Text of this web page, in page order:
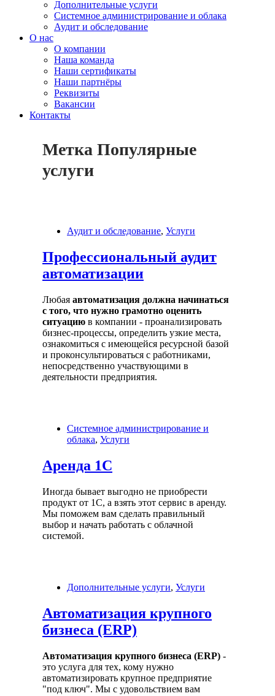
Дополнительные услуги
Системное администрирование и облака
Аудит и обследование
О нас
О компании
Наша команда
Наши сертификаты
Наши партнёры
Реквизиты
Вакансии
Контакты
Метка Популярные
услуги
Аудит и обследование, Услуги
Профессиональный аудит
автоматизации
Любая автоматизация должна начинаться
с того, что нужно грамотно оценить
ситуацию в компании - проанализировать
бизнес-процессы, определить узкие места,
ознакомиться с имеющейся ресурсной базой
и проконсультироваться с работниками,
непосредственно участвующими в
деятельности предприятия.
Системное администрирование и
облака, Услуги
Аренда 1С
Иногда бывает выгодно не приобрести
продукт от 1С, а взять этот сервис в аренду.
Мы поможем вам сделать правильный
выбор и начать работать с облачной
системой.
Дополнительные услуги, Услуги
Автоматизация крупного
бизнеса (ERP)
Автоматизация крупного бизнеса (ERP) -
это услуга для тех, кому нужно
автоматизировать крупное предприятие
"под ключ". Мы с удовольствием вам